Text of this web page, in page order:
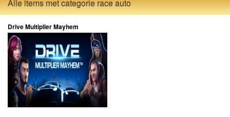
Alle items met categorie race auto
Drive Multiplier Mayhem